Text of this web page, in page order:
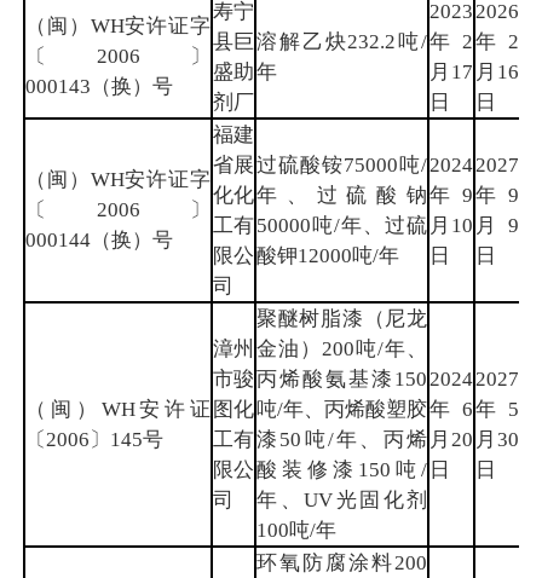
（闽）WH安许证字
〔2006〕
000143（换）号
寿宁
县巨
盛助
剂厂
溶解乙炔232.2吨/
年
2023
年2
月17
日
2026
年2
月16
日
（闽）WH安许证字
〔2006〕
000144（换）号
福建
省展
化化
工有
限公
司
过硫酸铵75000吨/
年、过硫酸钠
50000吨/年、过硫
酸钾12000吨/年
2024
年9
月10
日
2027
年9
月9
日
（闽）WH安许证
〔2006〕145号
漳州
市骏
图化
工有
限公
司
聚醚树脂漆（尼龙
金油）200吨/年、
丙烯酸氨基漆150
吨/年、丙烯酸塑胶
漆50吨/年、丙烯
酸装修漆150吨/
年、UV光固化剂
100吨/年
2024
年6
月20
日
2027
年5
月30
日
环氧防腐涂料200